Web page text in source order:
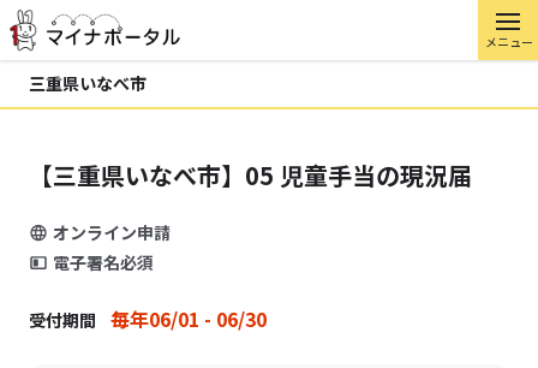
メニュー
三重県いなべ市
【三重県いなべ市】05 児童手当の現況届
オンライン申請
電子署名必須
受付期間 毎年06/01 - 06/30